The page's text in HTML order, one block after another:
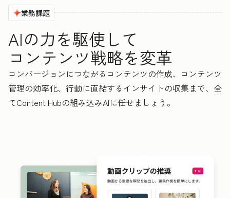
業務課題
AIの力を駆使して
コンテンツ戦略を変革
コンバージョンにつながるコンテンツの作成、コンテンツ
管理の効率化、行動に直結するインサイトの収集まで、全
てContent Hubの組み込みAIに任せましょう。